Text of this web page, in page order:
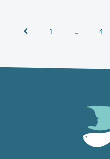
1 … 4